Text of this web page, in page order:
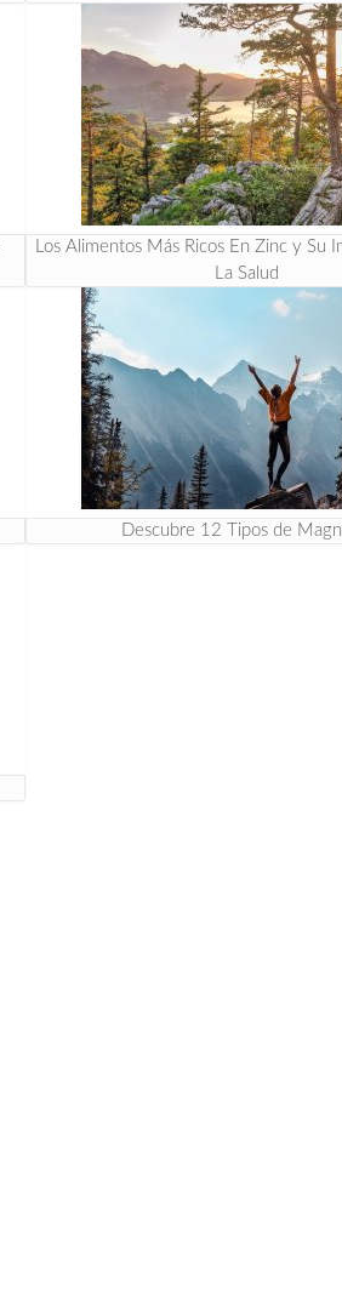
Los Alimentos Más Ricos En Zinc y Su
La Salud
Descubre 12 Tipos de